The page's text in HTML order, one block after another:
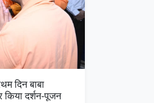
दिन बाबा
दर्शन-पूजन